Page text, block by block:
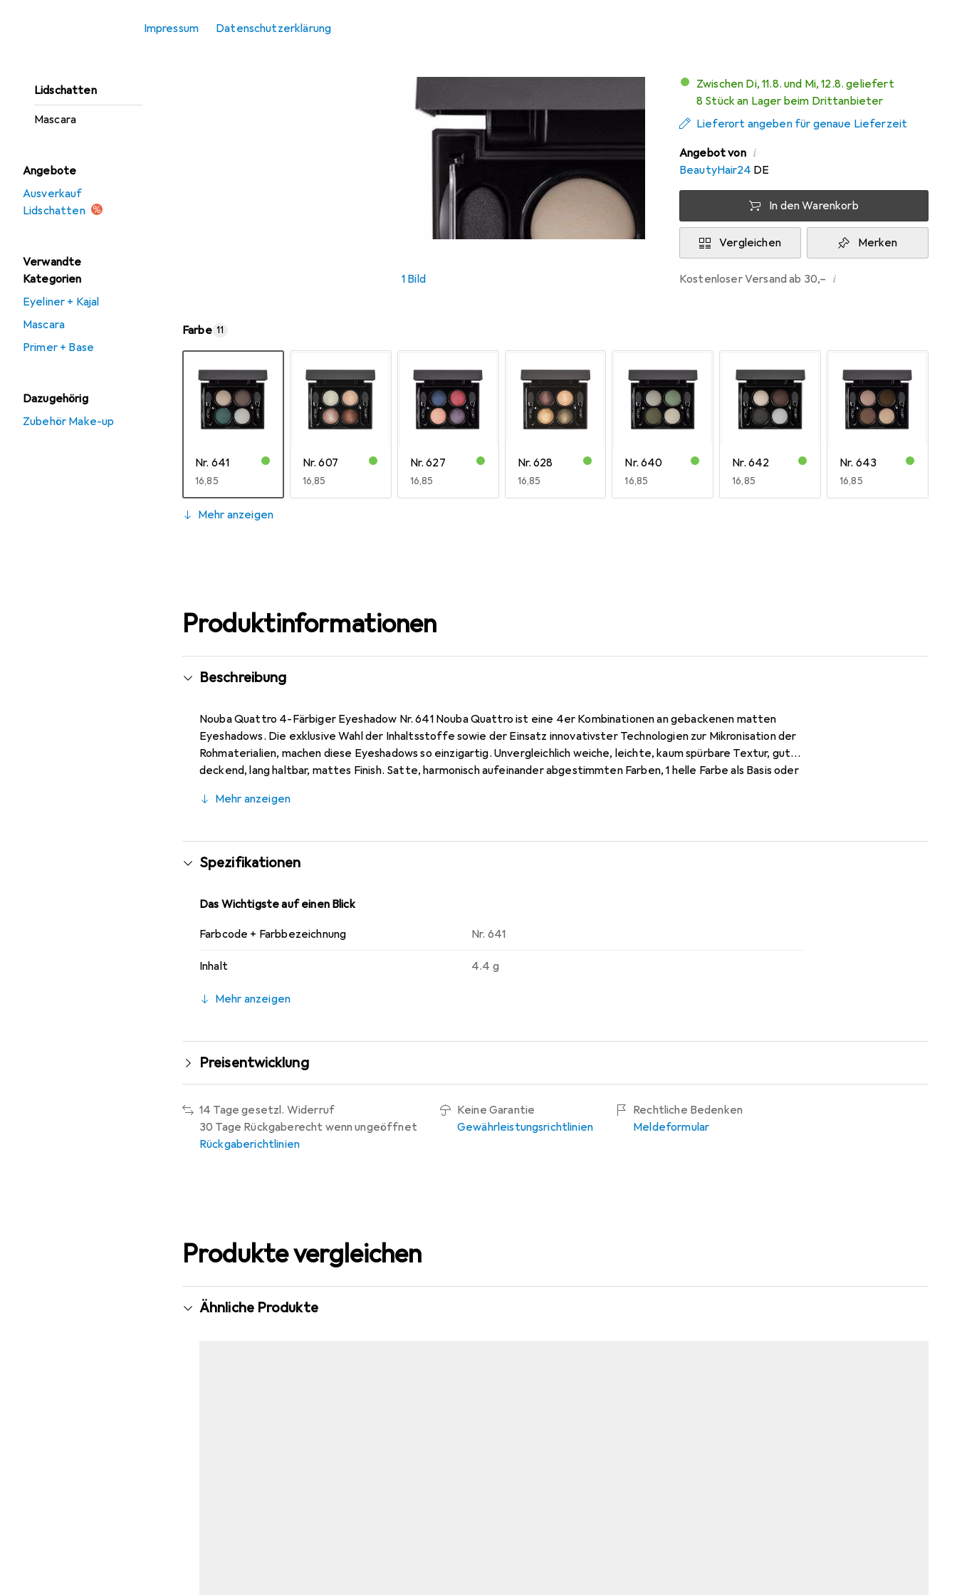
Impressum Datenschutzerklärung
Lidschatten
Mascara
Angebote
Ausverkauf
Lidschatten
Verwandte
Kategorien
Eyeliner + Kajal
Mascara
Primer + Base
Dazugehörig
Zubehör Make-up
1 Bild
Zwischen Di, 11.8. und Mi, 12.8. geliefert
8 Stück an Lager beim Drittanbieter
Lieferort angeben für genaue Lieferzeit
Angebot von i
BeautyHair24 DE
In den Warenkorb
Vergleichen Merken
Kostenloser Versand ab 30,– i
Farbe 11
Nr. 641
EUR
16,85
Nr. 607
EUR
16,85
Nr. 627
EUR
16,85
Nr. 628
EUR
16,85
Nr. 640
EUR
16,85
Nr. 642
EUR
16,85
Nr. 643
EUR
16,85
Nr. 644
EUR
16,85
Nr. 645
EUR
16,85
Nr. 647
EUR
16,85
Mehr anzeigen
Produktinformationen
Beschreibung
Nouba Quattro 4-Färbiger Eyeshadow Nr. 641 Nouba Quattro ist eine 4er Kombinationen an gebackenen matten
Eyeshadows. Die exklusive Wahl der Inhaltsstoffe sowie der Einsatz innovativster Technologien zur Mikronisation der
Rohmaterialien, machen diese Eyeshadows so einzigartig. Unvergleichlich weiche, leichte, kaum spürbare Textur, gut
deckend, lang haltbar, mattes Finish. Satte, harmonisch aufeinander abgestimmten Farben, 1 helle Farbe als Basis oder
und lichtreflektierende Pigmente halten den Hydro-Lipidfilm aufrecht und bewirken einen optischen Anti-Aging-
Anwendung: Den Nouba Quattro mit Lidschattenpinseln Nr. 10, 11, 12, 13 und/oder Applikator Nr. 14 auftragen. Wet and
dry Anwendung möglich.
Mehr anzeigen
Spezifikationen
Das Wichtigste auf einen Blick
Farbcode + Farbbezeichnung Nr. 641
Inhalt 4.4 g
Mehr anzeigen
Preisentwicklung
14 Tage gesetzl. Widerruf
30 Tage Rückgaberecht wenn ungeöffnet
Rückgaberichtlinien
Keine Garantie
Gewährleistungsrichtlinien
Rechtliche Bedenken
Meldeformular
Produkte vergleichen
Ähnliche Produkte